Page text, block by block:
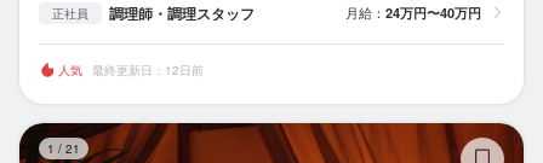
正社員 調理師・調理スタッフ 月給： 24万円〜40万円
人気 最終更新日：12日前
1 / 21